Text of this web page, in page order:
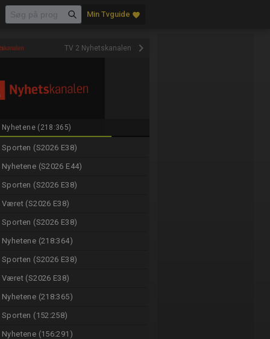
Min Tvguide favorite
TV 2 Nyhetskanalen keyboard_arrow_right
Nyhetene (218:365)
Sporten (S2026 E38)
Nyhetene (S2026 E44)
Sporten (S2026 E38)
Været (S2026 E38)
Sporten (S2026 E38)
Nyhetene (218:364)
Sporten (S2026 E38)
Været (S2026 E38)
Nyhetene (218:365)
Sporten (152:258)
Nyhetene (156:291)